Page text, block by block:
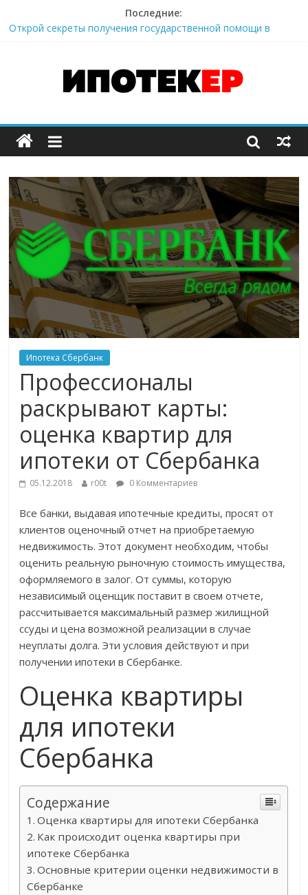
Последние:
Все «за» и «против» ипотеки и её досрочного погашения в
Райффайзенбанке. Отзывы клиентов.
Это нужно знать при получении военной ипотеки в банке
Наверное, самый выгодный вариант рефинансирования
ипотеки от Райффайзенбанк.
Ипотека Сбербанк
Профессионалы
раскрывают карты:
оценка квартир для
ипотеки от Сбербанка
05.12.2018 r00t 0 Комментариев
Все банки, выдавая ипотечные кредиты, просят от
клиентов оценочный отчет на приобретаемую
недвижимость. Этот документ необходим, чтобы
оценить реальную рыночную стоимость имущества,
оформляемого в залог. От суммы, которую
независимый оценщик поставит в своем отчете,
рассчитывается максимальный размер жилищной
ссуды и цена возможной реализации в случае
неуплаты долга. Эти условия действуют и при
получении ипотеки в Сбербанке.
Оценка квартиры
для ипотеки
Сбербанка
Содержание
Оценка квартиры для ипотеки Сбербанка
Как происходит оценка квартиры при
ипотеке Сбербанка
Основные критерии оценки недвижимости в
Сбербанке